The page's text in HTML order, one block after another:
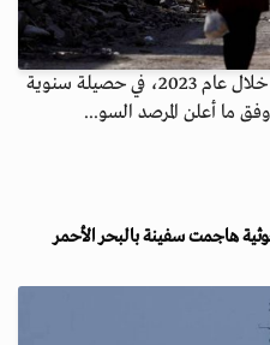
قُتل أكثر من 4360 شخصاً في سوريا خلال عام 2023، في حصيلة سنوية